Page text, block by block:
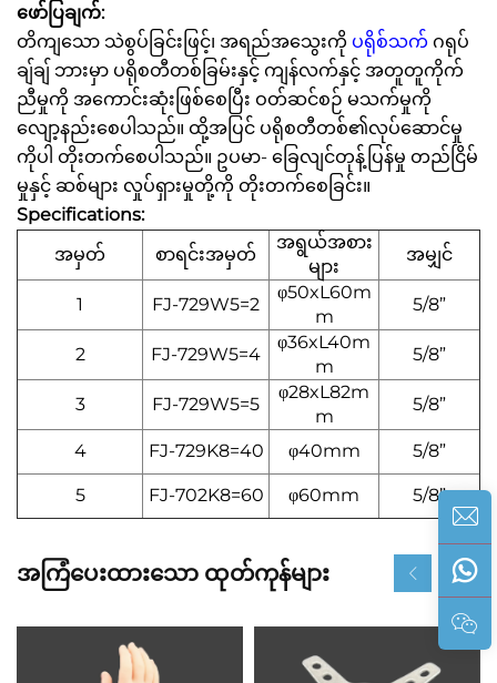
ဖော်ပြချက်:
တိကျသော သဲစွပ်ခြင်းဖြင့်၊ အရည်အသွေးကို ပရိုစ်သက် ဂရုပ်
ချ်ချ် ဘားမှာ ပရိုစတီတစ်ခြမ်းနှင့် ကျန်လက်နှင့် အတူတူကိုက်
ညီမှုကို အကောင်းဆုံးဖြစ်စေပြီး ဝတ်ဆင်စဉ် မသက်မှုကို
လျော့နည်းစေပါသည်။ ထို့အပြင် ပရိုစတီတစ်၏လုပ်ဆောင်မှု
ကိုပါ တိုးတက်စေပါသည်။ ဥပမာ- ခြေလျင်တုန့်ပြန်မှု တည်ငြိမ်
မှုနှင့် ဆစ်များ လှုပ်ရှားမှုတို့ကို တိုးတက်စေခြင်း။
Specifications:
အမှတ်
စာရင်းအမှတ်
အရွယ်အစား
များ
အမျှင်
1 FJ-729W5=2
φ50xL60m
m
5/8”
2 FJ-729W5=4
φ36xL40m
m
5/8”
3 FJ-729W5=5
φ28xL82m
m
5/8”
4 FJ-729K8=40 φ40mm 5/8”
5 FJ-702K8=60 φ60mm 5/8”
အကြံပေးထားသော ထုတ်ကုန်များ